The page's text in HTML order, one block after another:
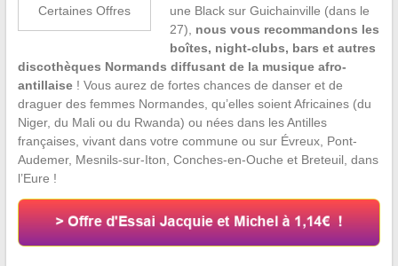
Certaines Offres
une Black sur Guichainville (dans le
27), nous vous recommandons les
boîtes, night-clubs, bars et autres
discothèques Normands diffusant de la musique afro-
antillaise! Vous aurez de fortes chances de danser et de
draguer des femmes Normandes, qu’elles soient Africaines (du
Niger, du Mali ou du Rwanda) ou nées dans les Antilles
françaises, vivant dans votre commune ou sur Évreux, Pont-
Audemer, Mesnils-sur-Iton, Conches-en-Ouche et Breteuil, dans
l’Eure !